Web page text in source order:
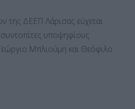
της ΔΕΕΠ Λάρισας εύχεται
υποψηφίους
Μπλιούμη και Θεόφιλο